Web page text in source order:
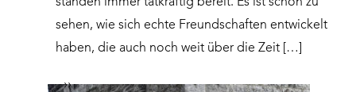
standen immer tatkräftig bereit. Es ist schön zu
sehen, wie sich echte Freundschaften entwickelt
haben, die auch noch weit über die Zeit […]
››